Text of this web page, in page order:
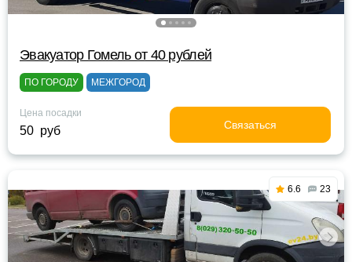
Эвакуатор Гомель от 40 рублей
ПО ГОРОДУ МЕЖГОРОД
Цена посадки
50 руб Связаться
6.6 23